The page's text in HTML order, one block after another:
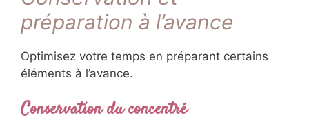
préparation à l’avance
Optimisez votre temps en préparant certains
éléments à l’avance.
Conservation du concentré